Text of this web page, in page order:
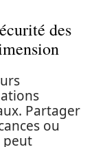
des
Partager
ou
peut